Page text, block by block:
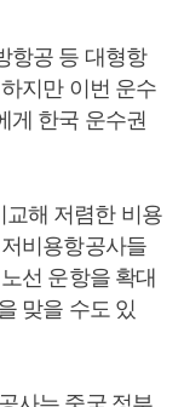
항공 등 대형항
지만 이번 운수
게 한국 운수권
해 저렴한 비용
비용항공사들
선 운항을 확대
맞을 수도 있